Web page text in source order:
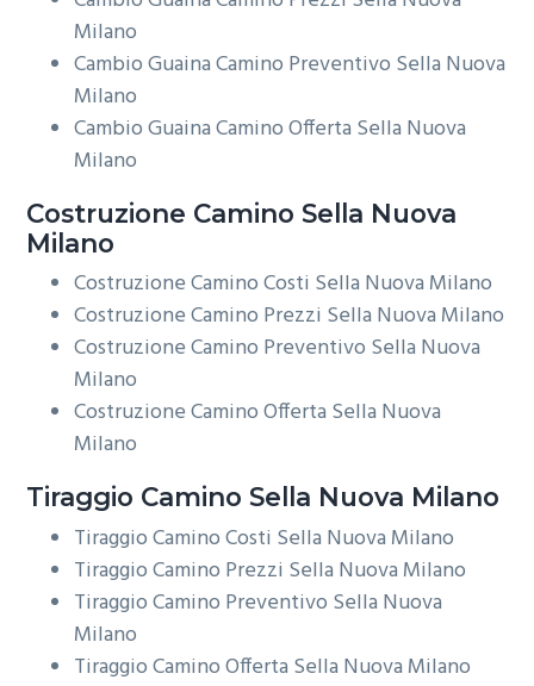
Milano
Cambio Guaina Camino Preventivo Sella Nuova
Milano
Cambio Guaina Camino Offerta Sella Nuova
Milano
Costruzione Camino Sella Nuova
Milano
Costruzione Camino Costi Sella Nuova Milano
Costruzione Camino Prezzi Sella Nuova Milano
Costruzione Camino Preventivo Sella Nuova
Milano
Costruzione Camino Offerta Sella Nuova
Milano
Tiraggio Camino Sella Nuova Milano
Tiraggio Camino Costi Sella Nuova Milano
Tiraggio Camino Prezzi Sella Nuova Milano
Tiraggio Camino Preventivo Sella Nuova
Milano
Tiraggio Camino Offerta Sella Nuova Milano